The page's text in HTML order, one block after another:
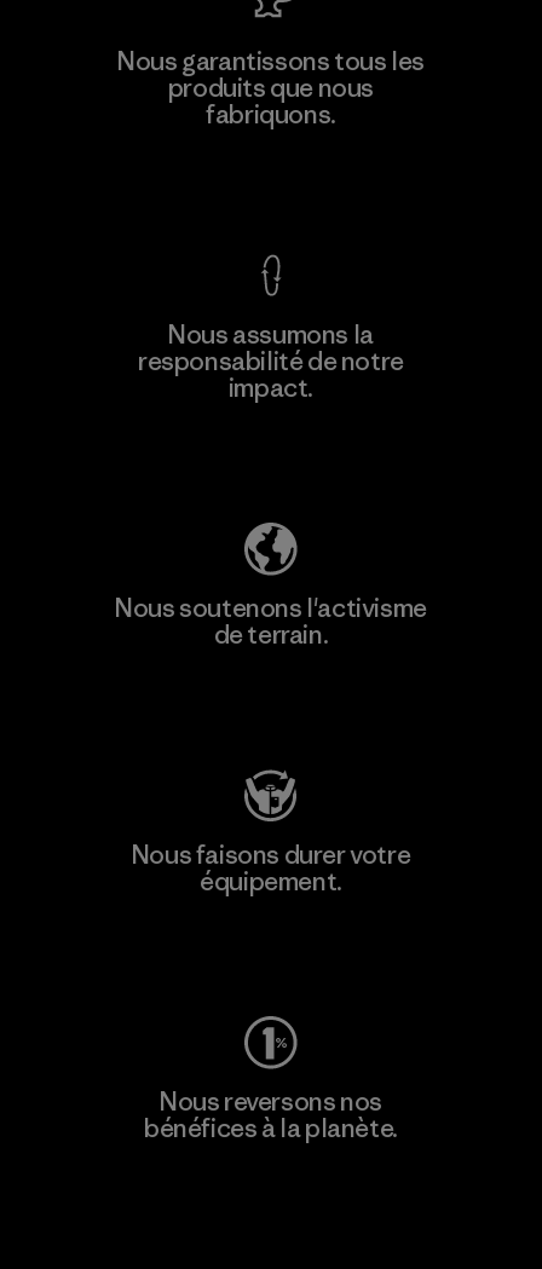
Downlite
Material-supplier
Nous garantissons tous les
produits que nous
fabriquons.
Nous assumons la
responsabilité de notre
impact.
Nous soutenons l'activisme
de terrain.
Nous faisons durer votre
équipement.
Nous reversons nos
bénéfices à la planète.